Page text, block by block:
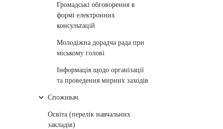
Громадські обговорення в
формі електронних
консультацій
Молодіжна дорадча рада при
міському голові
Інформація щодо організації
та проведення мирних заходів
Споживач
Освіта (перелік навчальних
закладів)